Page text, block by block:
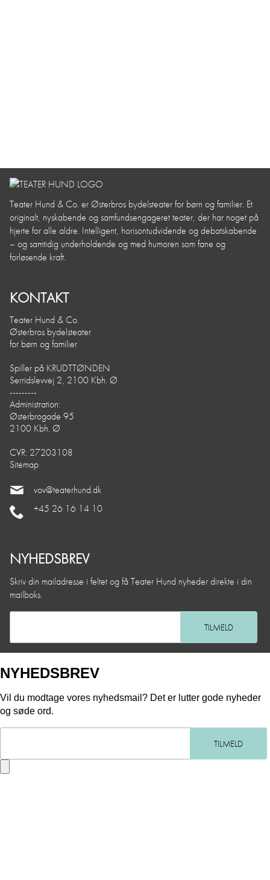
Teater Hund & Co. er Østerbros bydelsteater for børn og familier. Et
originalt, nyskabende og samfundsengageret teater, der har noget på
hjerte for alle aldre. Intelligent, horisontudvidende og debatskabende
– og samtidig underholdende og med humoren som fane og
forløsende kraft.
KONTAKT
Teater Hund & Co.
Østerbros bydelsteater
for børn og familier
Spiller på KRUDTTØNDEN
Serridslevvej 2, 2100 Kbh. Ø
---------
Administration:
Østerbrogade 95
2100 Kbh. Ø
CVR: 27203108
Sitemap
vov@teaterhund.dk
+45 26 16 14 10
NYHEDSBREV
Skriv din mailadresse i feltet og få Teater Hund nyheder direkte i din
mailboks.
NYHEDSBREV
Vil du modtage vores nyhedsmail? Det er lutter gode nyheder
og søde ord.